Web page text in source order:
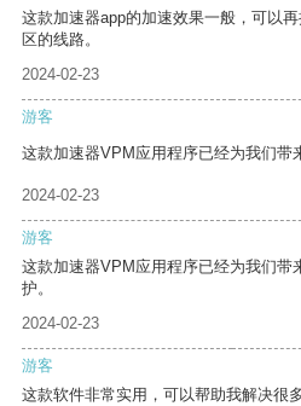
这款加速器app的加速效果一般，可以
区的线路。
2024-02-23
游客
这款加速器VPM应用程序已经为我们带
2024-02-23
游客
这款加速器VPM应用程序已经为我们带
护。
2024-02-23
游客
这款软件非常实用，可以帮助我解决很